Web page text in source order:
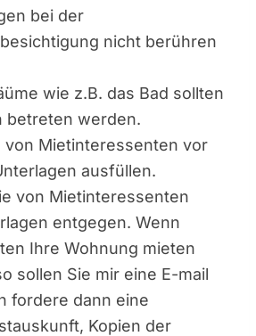
bei der
nicht berühren
wie z.B. das Bad sollten
betreten werden.
von Mietinteressenten vor
ausfüllen.
von Mietinteressenten
entgegen. Wenn
Ihre Wohnung mieten
sollen Sie mir eine E-mail
fordere dann eine
Kopien der